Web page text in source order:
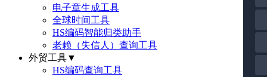
电子章生成工具
全球时间工具
HS编码智能归类助手
老赖（失信人）查询工具
外贸工具▼
HS编码查询工具